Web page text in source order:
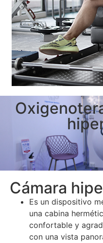
Cámara
Es un dispositivo
una cabina
confortable y
con una vista